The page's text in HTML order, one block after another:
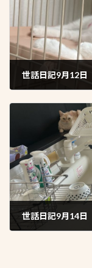
世話日記9月12日
世話日記9月14日